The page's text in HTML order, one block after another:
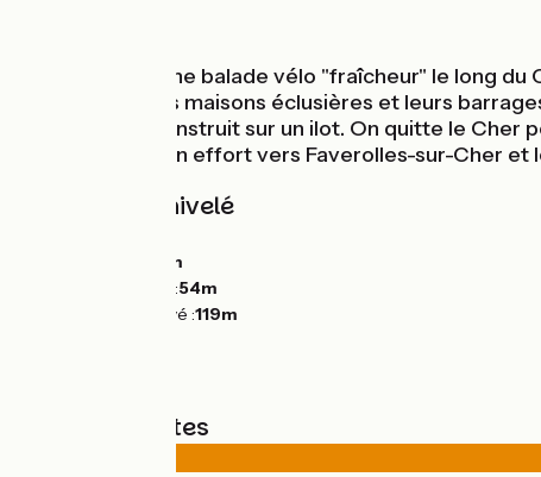
En route pour une balade vélo "fraîcheur" le long
halage au fil des maisons éclusières et leurs
"Moulin Fort" construit sur un ilot. On quitte le
Pitrou. Encore un effort vers Faverolles-sur-Cher
Pentes et dénivelé
143m
Point le plus bas :54m
Point le plus élevé :119m
Types de routes